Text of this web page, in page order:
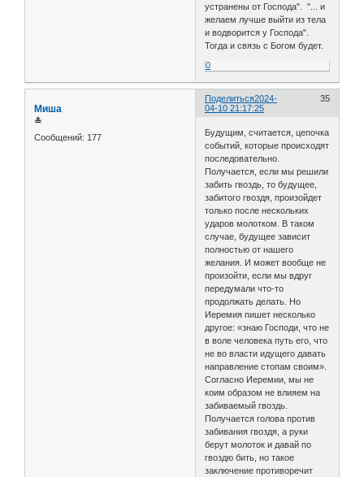
устранены от Господа". "... и
желаем лучше выйти из тела
и водворится у Господа".
Тогда и связь с Богом будет.
0
Поделиться 35
2024-
04-10 21:17:25
Миша
≛
Сообщений: 177
Будущим, считается, цепочка
событий, которые происходят
последовательно.
Получается, если мы решили
забить гвоздь, то будущее,
забитого гвоздя, произойдет
только после нескольких
ударов молотком. В таком
случае, будущее зависит
полностью от нашего
желания. И может вообще не
произойти, если мы вдруг
передумали что-то
продолжать делать. Но
Иеремия пишет несколько
другое: «знаю Господи, что не
в воле человека путь его, что
не во власти идущего давать
направление стопам своим».
Согласно Иеремии, мы не
коим образом не влияем на
забиваемый гвоздь.
Получается голова против
забивания гвоздя, а руки
берут молоток и давай по
гвоздю бить, но такое
заключение противоречит